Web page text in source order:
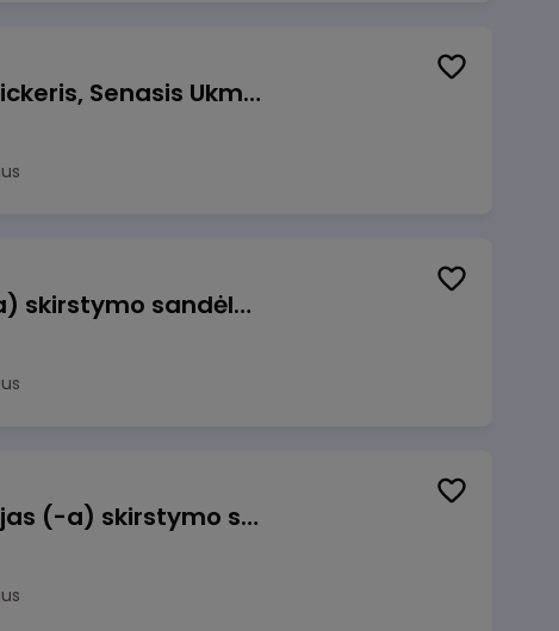
Prekių surinkėjas (-a) - pickeris, Senasis Ukmergės kelias 8, Avižieniai
Sandėlio darbuotojas (-a) skirstymo sandėlyje
Užsakymų komplektuotojas (-a) skirstymo sandėlyje